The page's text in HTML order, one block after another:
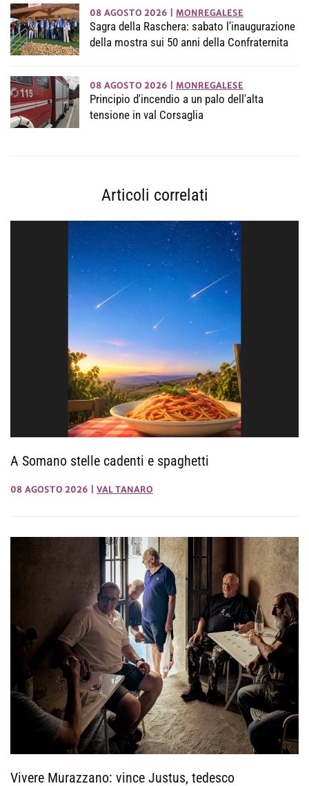
08 AGOSTO 2026 MONREGALESE
Sagra della Raschera: sabato l’inaugurazione
della mostra sui 50 anni della Confraternita
08 AGOSTO 2026 MONREGALESE
Principio d'incendio a un palo dell'alta
tensione in val Corsaglia
Articoli correlati
A Somano stelle cadenti e spaghetti
08 AGOSTO 2026 VAL TANARO
Vivere Murazzano: vince Justus, tedesco